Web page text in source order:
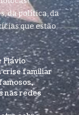
da política, da
que estão
Flávio
crise familiar
nas redes